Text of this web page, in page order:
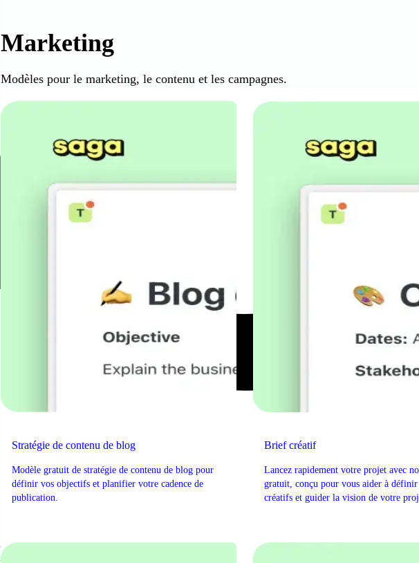
Marketing
Modèles pour le marketing, le contenu et les campagnes.
Stratégie de contenu de blog
Modèle gratuit de stratégie de contenu de blog pour
définir vos objectifs et planifier votre cadence de
publication.
Brief créatif
Lancez rapidement votre projet avec
gratuit, conçu pour vous aider à
créatifs et guider la vision de votre